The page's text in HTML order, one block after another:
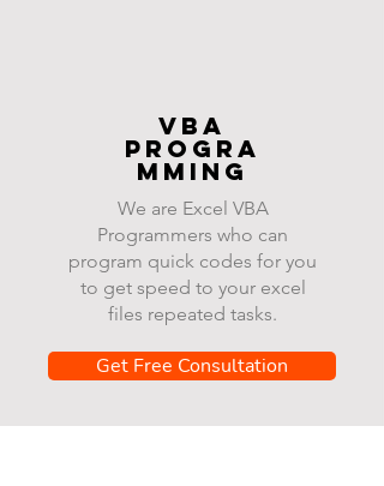
VBA
progra
mming
We are Excel VBA
Programmers who can
program quick codes for you
to get speed to your excel
files repeated tasks.
Get Free Consultation